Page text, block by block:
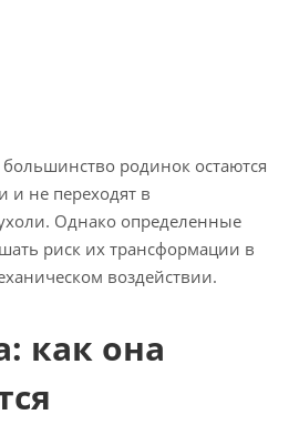
родинок остаются
и не переходят в
Однако определенные
риск их трансформации в
воздействии.
как она